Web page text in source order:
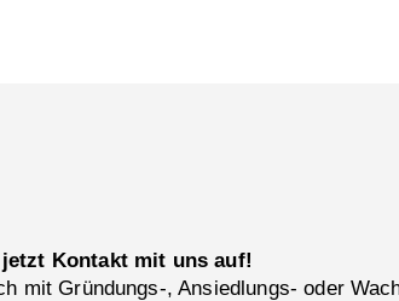
jetzt Kontakt mit uns auf!
mit Gründungs-, Ansiedlungs- oder